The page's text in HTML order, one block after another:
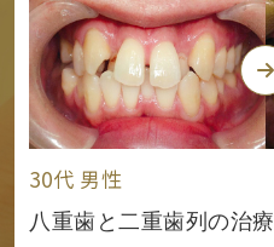
30代 男性
八重歯と二重歯列の治療